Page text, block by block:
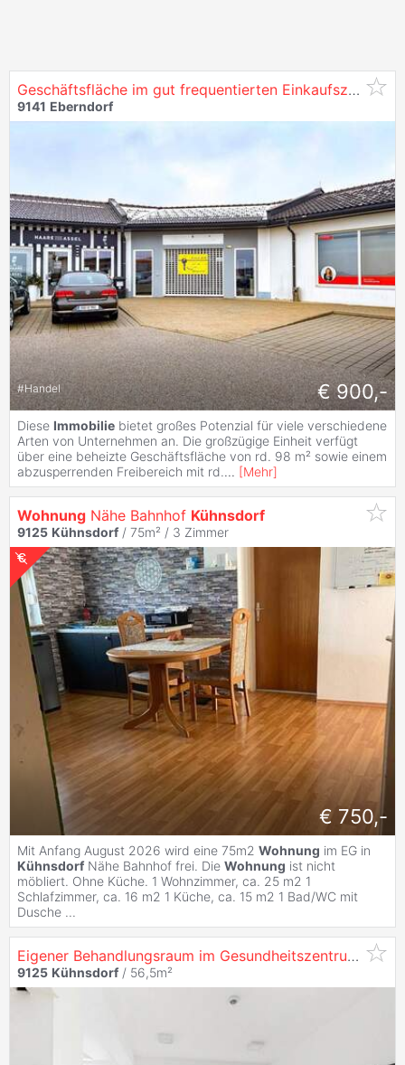
Geschäftsfläche im gut frequentierten Einkaufszentrum, ggü Hofer und Spar in
9141 Eberndorf
#Handel € 900,-
Diese Immobilie bietet großes Potenzial für viele verschiedene
Arten von Unternehmen an. Die großzügige Einheit verfügt
über eine beheizte Geschäftsfläche von rd. 98 m² sowie einem
abzusperrenden Freibereich mit rd.... [Mehr]
Wohnung Nähe Bahnhof Kühnsdorf
9125 Kühnsdorf / 75m² / 3 Zimmer
€ 750,-
Mit Anfang August 2026 wird eine 75m2 Wohnung im EG in
Kühnsdorf Nähe Bahnhof frei. Die Wohnung ist nicht
möbliert. Ohne Küche. 1 Wohnzimmer, ca. 25 m2 1
Schlafzimmer, ca. 16 m2 1 Küche, ca. 15 m2 1 Bad/WC mit
Dusche ...
Eigener Behandlungsraum im Gesundheitszentrum
9125 Kühnsdorf / 56,5m²